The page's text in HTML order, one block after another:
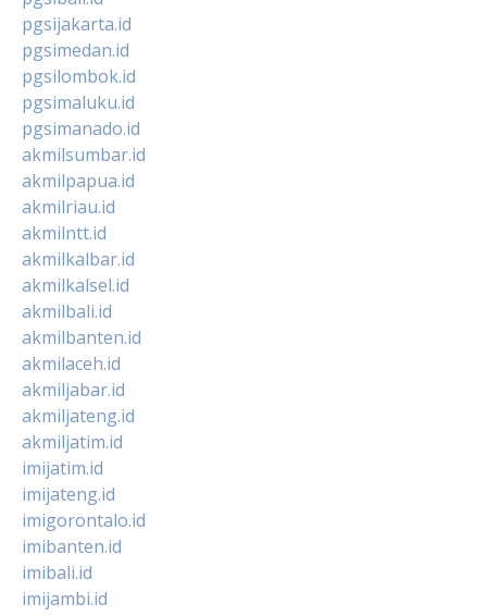
pgsijakarta.id
pgsimedan.id
pgsilombok.id
pgsimaluku.id
pgsimanado.id
akmilsumbar.id
akmilpapua.id
akmilriau.id
akmilntt.id
akmilkalbar.id
akmilkalsel.id
akmilbali.id
akmilbanten.id
akmilaceh.id
akmiljabar.id
akmiljateng.id
akmiljatim.id
imijatim.id
imijateng.id
imigorontalo.id
imibanten.id
imibali.id
imijambi.id